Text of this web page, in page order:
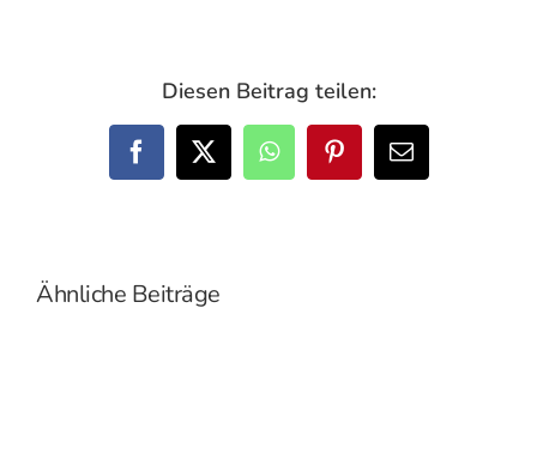
Diesen Beitrag teilen:
Facebook
X WhatsAppPinterest
E-
Mail
Ähnliche Beiträge